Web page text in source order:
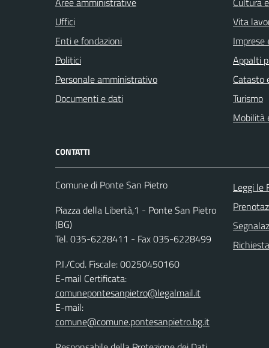
Uffici
Enti e fondazioni
Politici
Personale amministrativo
Documenti e dati
Vita
Imprese
Appalti
Catasto
Turismo
Mobilità
CONTATTI
Comune di Ponte San Pietro
Piazza della Libertà,1 - Ponte San Pietro
(BG)
Tel. 035-6228411 - Fax 035-6228499
P.I./Cod. Fiscale: 00250450160
E-mail Certificata:
comunepontesanpietro@legalmail.it
E-mail:
comune@comune.pontesanpietro.bg.it
Leggi le